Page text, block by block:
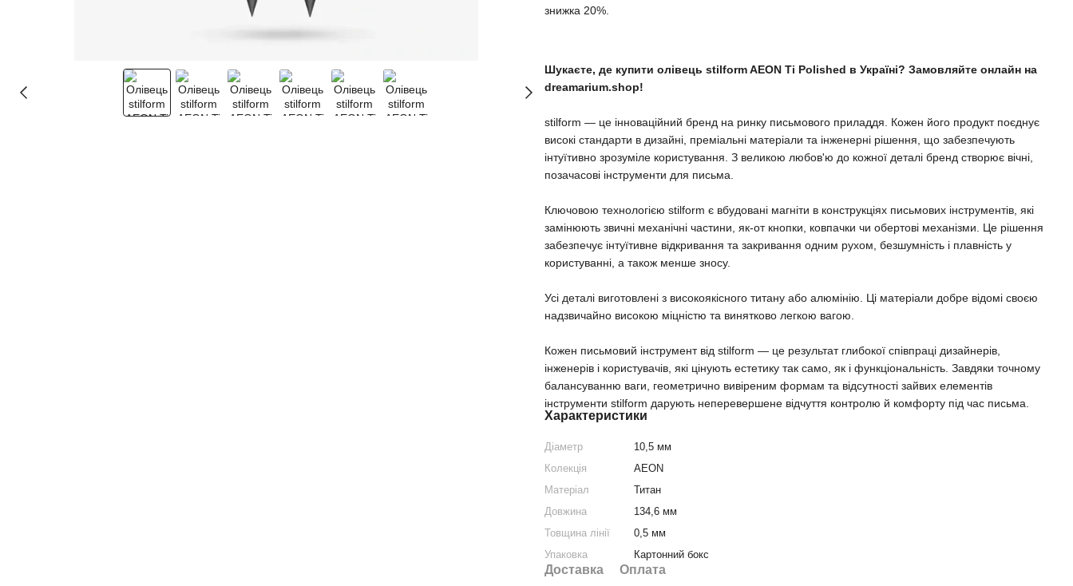
знижка 20%.
Шукаєте, де купити олівець stilform AEON Ti Polished в Україні? Замовляйте онлайн на
dreamarium.shop!
stilform — це інноваційний бренд на ринку письмового приладдя. Кожен його продукт поєднує
високі стандарти в дизайні, преміальні матеріали та інженерні рішення, що забезпечують
інтуїтивно зрозуміле користування. З великою любов'ю до кожної деталі бренд створює вічні,
позачасові інструменти для письма.
Ключовою технологією stilform є вбудовані магніти в конструкціях письмових інструментів, які
замінюють звичні механічні частини, як-от кнопки, ковпачки чи обертові механізми. Це рішення
забезпечує інтуїтивне відкривання та закривання одним рухом, безшумність і плавність у
користуванні, а також менше зносу.
Усі деталі виготовлені з високоякісного титану або алюмінію. Ці матеріали добре відомі своєю
надзвичайно високою міцністю та винятково легкою вагою.
Кожен письмовий інструмент від stilform — це результат глибокої співпраці дизайнерів,
інженерів і користувачів, які цінують естетику так само, як і функціональність. Завдяки точному
балансуванню ваги, геометрично вивіреним формам та відсутності зайвих елементів
інструменти stilform дарують неперевершене відчуття контролю й комфорту під час письма.
Характеристики
Діаметр
10,5 мм
Колекція
AEON
Матеріал
Титан
Довжина
134,6 мм
Товщина лінії
0,5 мм
Упаковка
Картонний бокс
Доставка
Оплата